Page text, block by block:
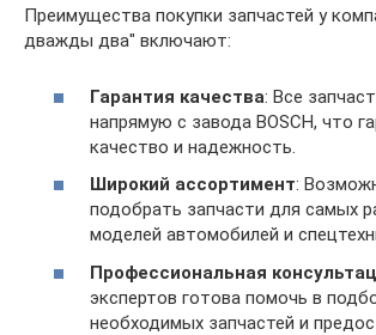
Преимущества покупки запчастей у
дважды два" включают:
Гарантия качества: Все
напрямую с завода BOSCH, что
качество и надежность.
Широкий ассортимент:
подобрать запчасти для самых
моделей автомобилей и
Профессиональная
экспертов готова помочь в
необходимых запчастей и